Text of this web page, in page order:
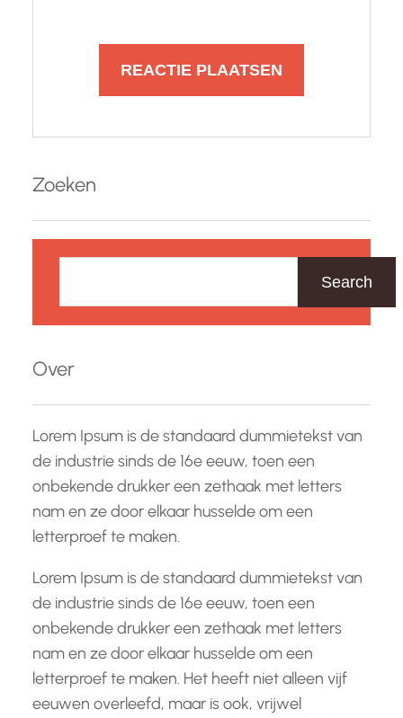
Zoeken
k
n
Search
Over
Lorem Ipsum is de standaard dummietekst van
de industrie sinds de 16e eeuw, toen een
onbekende drukker een zethaak met letters
nam en ze door elkaar husselde om een
letterproef te maken.
Lorem Ipsum is de standaard dummietekst van
de industrie sinds de 16e eeuw, toen een
onbekende drukker een zethaak met letters
nam en ze door elkaar husselde om een
letterproef te maken. Het heeft niet alleen vijf
eeuwen overleefd, maar is ook, vrijwel